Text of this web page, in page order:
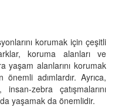
korumak için çeşitli
koruma alanları ve
yaşam alanlarını korumak
adımlardır. Ayrıca,
zebra çatışmalarını
yaşamak da önemlidir.